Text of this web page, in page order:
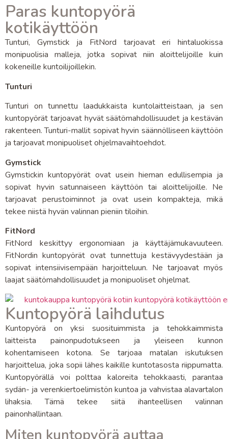
Paras kuntopyörä
kotikäyttöön
Tunturi, Gymstick ja FitNord tarjoavat eri hintaluokissa
monipuolisia malleja, jotka sopivat niin aloittelijoille kuin
kokeneille kuntoilijoillekin.
Tunturi
Tunturi on tunnettu laadukkaista kuntolaitteistaan, ja sen
kuntopyörät tarjoavat hyvät säätömahdollisuudet ja kestävän
rakenteen. Tunturi-mallit sopivat hyvin säännölliseen käyttöön
ja tarjoavat monipuoliset ohjelmavaihtoehdot.
Gymstick
Gymstickin kuntopyörät ovat usein hieman edullisempia ja
sopivat hyvin satunnaiseen käyttöön tai aloittelijoille. Ne
tarjoavat perustoiminnot ja ovat usein kompakteja, mikä
tekee niistä hyvän valinnan pieniin tiloihin.
FitNord
FitNord keskittyy ergonomiaan ja käyttäjämukavuuteen.
FitNordin kuntopyörät ovat tunnettuja kestävyydestään ja
sopivat intensiivisempään harjoitteluun. Ne tarjoavat myös
laajat säätömahdollisuudet ja monipuoliset ohjelmat.
Kuntopyörä laihdutus
Kuntopyörä on yksi suosituimmista ja tehokkaimmista
laitteista painonpudotukseen ja yleiseen kunnon
kohentamiseen kotona. Se tarjoaa matalan iskutuksen
harjoittelua, joka sopii lähes kaikille kuntotasosta riippumatta.
Kuntopyörällä voi polttaa kaloreita tehokkaasti, parantaa
sydän- ja verenkiertoelimistön kuntoa ja vahvistaa alavartalon
lihaksia. Tämä tekee siitä ihanteellisen valinnan
painonhallintaan.
Miten kuntopyörä auttaa